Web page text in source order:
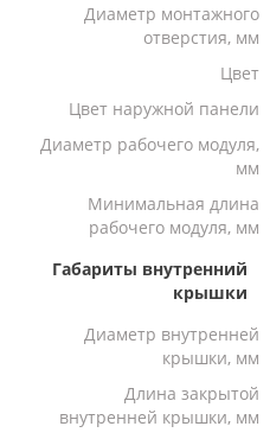
Диаметр монтажного
отверстия, мм
Цвет
Цвет наружной панели
Диаметр рабочего модуля,
мм
Минимальная длина
рабочего модуля, мм
Габариты внутренний
крышки
Диаметр внутренней
крышки, мм
Длина закрытой
внутренней крышки, мм